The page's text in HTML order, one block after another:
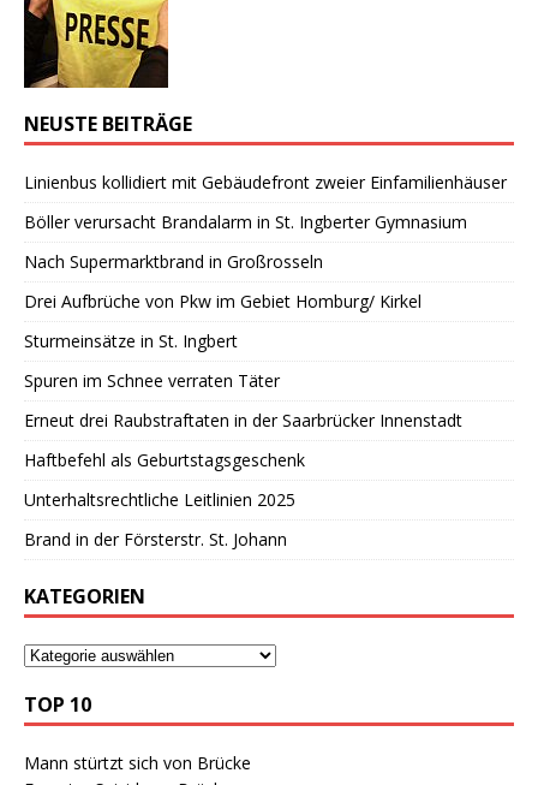
NEUSTE BEITRÄGE
Linienbus kollidiert mit Gebäudefront zweier Einfamilienhäuser
Böller verursacht Brandalarm in St. Ingberter Gymnasium
Nach Supermarktbrand in Großrosseln
Drei Aufbrüche von Pkw im Gebiet Homburg/ Kirkel
Sturmeinsätze in St. Ingbert
Spuren im Schnee verraten Täter
Erneut drei Raubstraftaten in der Saarbrücker Innenstadt
Haftbefehl als Geburtstagsgeschenk
Unterhaltsrechtliche Leitlinien 2025
Brand in der Försterstr. St. Johann
KATEGORIEN
TOP 10
Mann stürtzt sich von Brücke